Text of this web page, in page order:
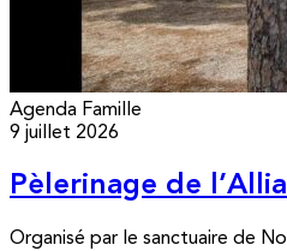
Agenda Famille
9 juillet 2026
Pèlerinage de
Organisé par le sanctuaire de